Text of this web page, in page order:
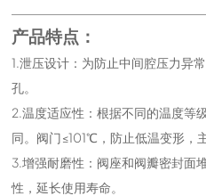
产品特点：
1.泄压设计：为防止中间腔压力异
孔。
2.温度适应性：根据不同的温度等
同。阀门≤101℃，防止低温变形，
3.增强耐磨性：阀座和阀瓣密封面
性，延长使用寿命。